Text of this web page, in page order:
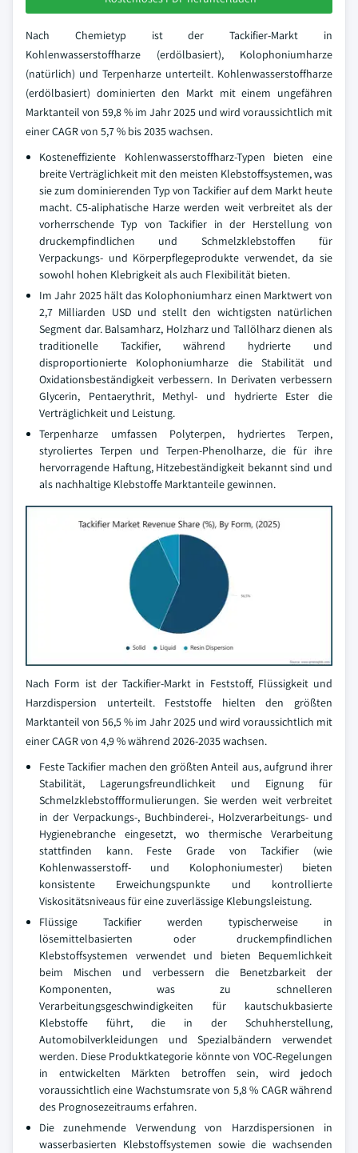
Nach Chemietyp ist der Tackifier-Markt in
Kohlenwasserstoffharze (erdölbasiert), Kolophoniumharze
(natürlich) und Terpenharze unterteilt. Kohlenwasserstoffharze
(erdölbasiert) dominierten den Markt mit einem ungefähren
Marktanteil von 59,8 % im Jahr 2025 und wird voraussichtlich mit
einer CAGR von 5,7 % bis 2035 wachsen.
Kosteneffiziente Kohlenwasserstoffharz-Typen bieten eine
breite Verträglichkeit mit den meisten Klebstoffsystemen, was
sie zum dominierenden Typ von Tackifier auf dem Markt heute
macht. C5-aliphatische Harze werden weit verbreitet als der
vorherrschende Typ von Tackifier in der Herstellung von
druckempfindlichen und Schmelzklebstoffen für
Verpackungs- und Körperpflegeprodukte verwendet, da sie
sowohl hohen Klebrigkeit als auch Flexibilität bieten.
Im Jahr 2025 hält das Kolophoniumharz einen Marktwert von
2,7 Milliarden USD und stellt den wichtigsten natürlichen
Segment dar. Balsamharz, Holzharz und Tallölharz dienen als
traditionelle Tackifier, während hydrierte und
disproportionierte Kolophoniumharze die Stabilität und
Oxidationsbeständigkeit verbessern. In Derivaten verbessern
Glycerin, Pentaerythrit, Methyl- und hydrierte Ester die
Verträglichkeit und Leistung.
Terpenharze umfassen Polyterpen, hydriertes Terpen,
styroliertes Terpen und Terpen-Phenolharze, die für ihre
hervorragende Haftung, Hitzebeständigkeit bekannt sind und
als nachhaltige Klebstoffe Marktanteile gewinnen.
Nach Form ist der Tackifier-Markt in Feststoff, Flüssigkeit und
Harzdispersion unterteilt. Feststoffe hielten den größten
Marktanteil von 56,5 % im Jahr 2025 und wird voraussichtlich mit
einer CAGR von 4,9 % während 2026-2035 wachsen.
Feste Tackifier machen den größten Anteil aus, aufgrund ihrer
Stabilität, Lagerungsfreundlichkeit und Eignung für
Schmelzklebstoffformulierungen. Sie werden weit verbreitet
in der Verpackungs-, Buchbinderei-, Holzverarbeitungs- und
Hygienebranche eingesetzt, wo thermische Verarbeitung
stattfinden kann. Feste Grade von Tackifier (wie
Kohlenwasserstoff- und Kolophoniumester) bieten
konsistente Erweichungspunkte und kontrollierte
Viskositätsniveaus für eine zuverlässige Klebungsleistung.
Flüssige Tackifier werden typischerweise in
lösemittelbasierten oder druckempfindlichen
Klebstoffsystemen verwendet und bieten Bequemlichkeit
beim Mischen und verbessern die Benetzbarkeit der
Komponenten, was zu schnelleren
Verarbeitungsgeschwindigkeiten für kautschukbasierte
Klebstoffe führt, die in der Schuhherstellung,
Automobilverkleidungen und Spezialbändern verwendet
werden. Diese Produktkategorie könnte von VOC-Regelungen
in entwickelten Märkten betroffen sein, wird jedoch
voraussichtlich eine Wachstumsrate von 5,8 % CAGR während
des Prognosezeitraums erfahren.
Die zunehmende Verwendung von Harzdispersionen in
wasserbasierten Klebstoffsystemen sowie die wachsenden